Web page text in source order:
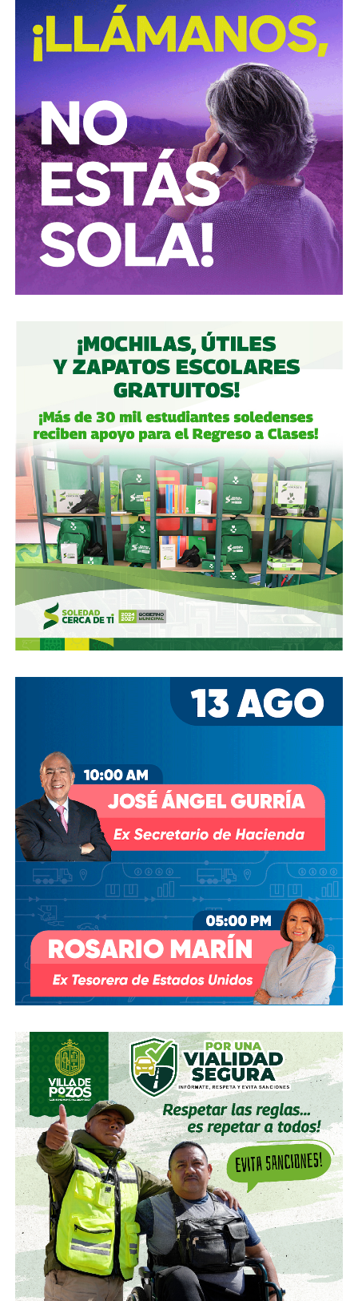
David Martínez es apodado coloquialmente como “El
Fantasma de Wall Street
”, y ha adquirido un poder
inmenso en Latinoamérica, especialmente en Argentina,
donde ha servido como negociador para la deuda nacional
y en 2017, fue considerado por Forbes como el hombre
más rico de dicho país. El regiomontano tiene un historial
documentado de tomar control de empresas en
dificultades financieras a partir de deuda: lo hizo con la
textilera CYDSA en los años 90, con la vidriera Vitro entre
2009 y 2012, y con las ya mencionadas Empresas ICA
desde 2016.
Algo similar realizó en 2020 con
del Centro Norte(OMA), el operador de, entre otros, el
Fintech compró primero acciones especiales que
garantizaban el control de la aeroportuaria y luego
concretó una oferta pública con la que en julio de 2021,
alcanzó el 30.1% de participación económica, suficiente
para mantener el control hasta que lo vendieron a la
francesa Vinci Airports en 2022 (El Economista, dic. 2020
y jul. 2021; Folleto Informativo Definitivo, Bolsa Mexicana
de Valores, may. 2021).
Si bien todos estos empresarios se han aliado en otras
ocasiones (en 2017 ganaron la licitación para construir
el ahora cancelado Aeropuerto de Texcoco),cuando
se otorgó la concesión para la administración de El
Realito, ni Slim ni Martínez ni los copresidentes de
Televisa tenían sus actuales injerencias en Aquos, por
lo que se podría decir que ésta fue heredada, y acabó
dejando el control de la presa en las manos de cuatro de
al menos tres intentos de rescindir o
modificar el contrato se han hecho sin haber
Agua abrió un expediente que no avanzó pese a 350 mil
afectados y una queja de oficio de la Comisión Estatal de
Derechos Humanos; en abril de 2023, el entonces
presidenteAndrés Manuel López Obradorrespondió a
una petición del gobernador Ricardo Gallardo Cardona con
un “a lo mejor se lo cambiamos” que no derivó en ningún
trámite documentado; y desde 2025, la Comisión Nacional
del Agua asegura estar “evaluando” el retiro de la
concesión, hasta el momento, sin resolución.
También lee:Diputada pide poner un alto a la empresa de
El Realito